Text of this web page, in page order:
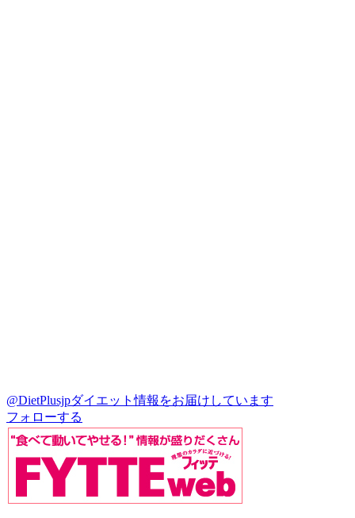
@DietPlusjpダイエット情報をお届けしています
フォローする